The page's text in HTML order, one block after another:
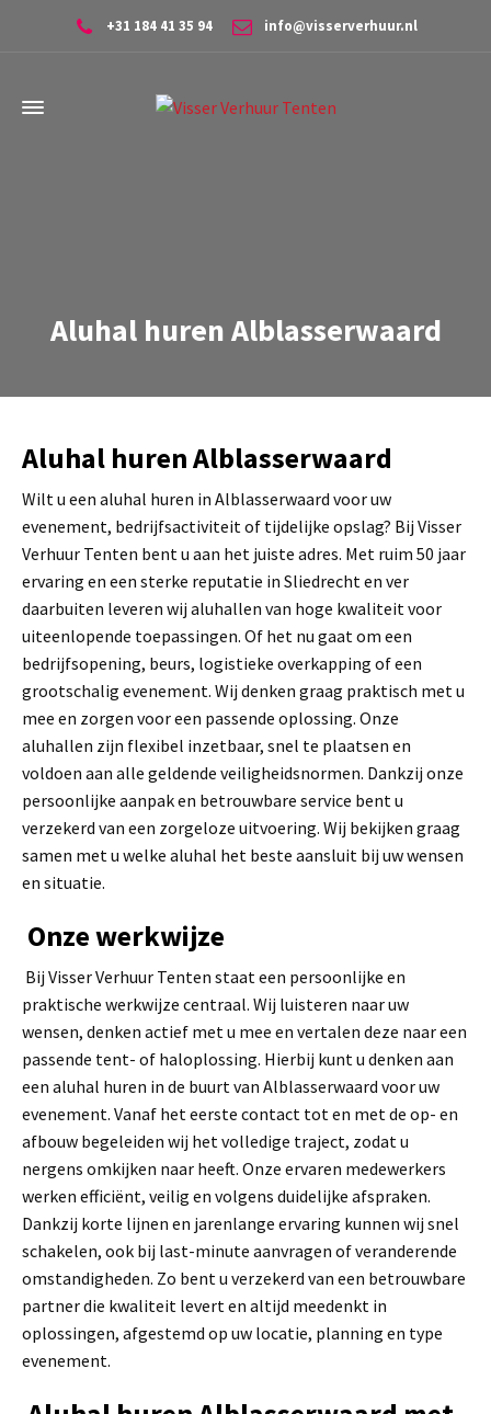
+31 184 41 35 94 info@visserverhuur.nl
Aluhal huren Alblasserwaard
Aluhal huren Alblasserwaard
Wilt u een aluhal huren in Alblasserwaard voor uw
evenement, bedrijfsactiviteit of tijdelijke opslag? Bij Visser
Verhuur Tenten bent u aan het juiste adres. Met ruim 50 jaar
ervaring en een sterke reputatie in Sliedrecht en ver
daarbuiten leveren wij aluhallen van hoge kwaliteit voor
uiteenlopende toepassingen. Of het nu gaat om een
bedrijfsopening, beurs, logistieke overkapping of een
grootschalig evenement. Wij denken graag praktisch met u
mee en zorgen voor een passende oplossing. Onze
aluhallen zijn flexibel inzetbaar, snel te plaatsen en
voldoen aan alle geldende veiligheidsnormen. Dankzij onze
persoonlijke aanpak en betrouwbare service bent u
verzekerd van een zorgeloze uitvoering. Wij bekijken graag
samen met u welke aluhal het beste aansluit bij uw wensen
en situatie.
Onze werkwijze
Bij Visser Verhuur Tenten staat een persoonlijke en
praktische werkwijze centraal. Wij luisteren naar uw
wensen, denken actief met u mee en vertalen deze naar een
passende tent- of haloplossing. Hierbij kunt u denken aan
een aluhal huren in de buurt van Alblasserwaard voor uw
evenement. Vanaf het eerste contact tot en met de op- en
afbouw begeleiden wij het volledige traject, zodat u
nergens omkijken naar heeft. Onze ervaren medewerkers
werken efficiënt, veilig en volgens duidelijke afspraken.
Dankzij korte lijnen en jarenlange ervaring kunnen wij snel
schakelen, ook bij last-minute aanvragen of veranderende
omstandigheden. Zo bent u verzekerd van een betrouwbare
partner die kwaliteit levert en altijd meedenkt in
oplossingen, afgestemd op uw locatie, planning en type
evenement.